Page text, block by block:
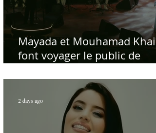
Mayada et Mouhamad
font voyager le public de
chant et de la musique
d'antan
2 days ago